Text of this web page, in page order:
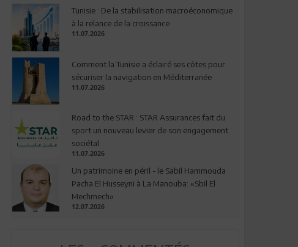
Tunisie : De la stabilisation macroéconomique
à la relance de la croissance
11.07.2026
Comment la Tunisie a éclairé ses côtes pour
sécuriser la navigation en Méditerranée
11.07.2026
Road to the STAR : STAR Assurances fait du
sport un nouveau levier de son engagement
sociétal
11.07.2026
Un patrimoine en péril - le Sabil Hammouda
Pacha El Husseyni à La Manouba: «Sbil El
Mechmech»
12.07.2026